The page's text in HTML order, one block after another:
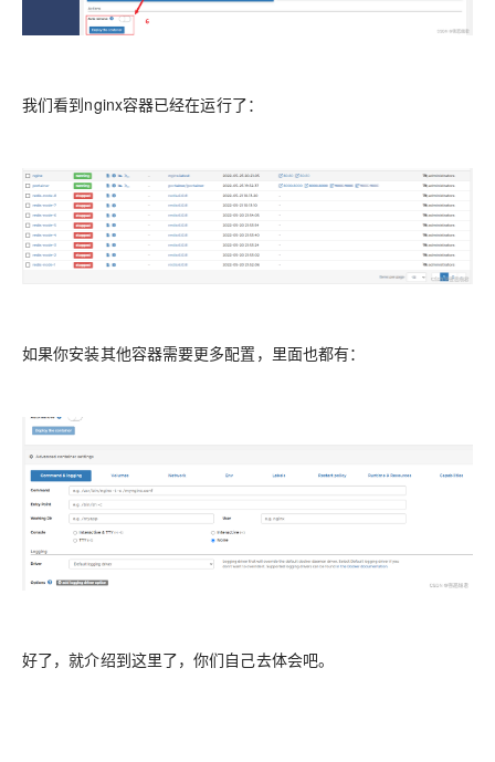
我们看到nginx容器已经在运行了：
如果你安装其他容器需要更多配置，里面也都有：
好了，就介绍到这里了，你们自己去体会吧。